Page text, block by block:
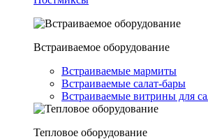
Встраиваемое оборудование
Встраиваемые мармиты
Встраиваемые салат-бары
Встраиваемые витрины для
Тепловое оборудование